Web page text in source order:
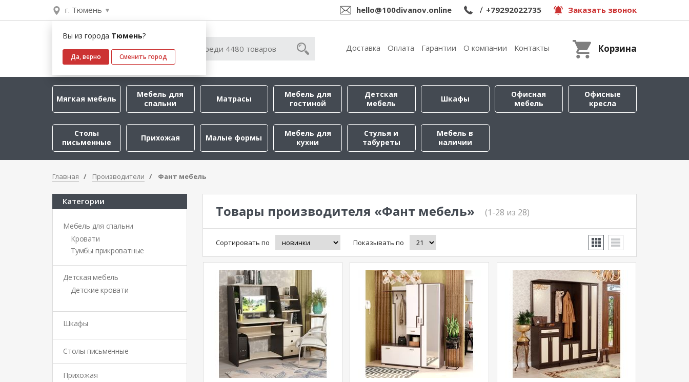
г. Тюмень
Вы из города Тюмень?
Да, верно Сменить город
hello@100divanov.online / +79292022735 Заказать звонок
Доставка Оплата Гарантии О компании Контакты Корзина
Мягкая мебель
Мебель для
спальни
Матрасы
Мебель для
гостиной
Детская
мебель
Шкафы
Офисная
мебель
Офисные
кресла
Столы
письменные
Прихожая Малые формы
Мебель для
кухни
Стулья и
табуреты
Мебель в
наличии
Главная Производители Фант мебель
Товары производителя «Фант мебель» (1-28 из 28)
Сортировать по Показывать по
Категории
Мебель для спальни
Кровати
Тумбы прикроватные
Детская мебель
Детские кровати
Шкафы
Столы письменные
Прихожая